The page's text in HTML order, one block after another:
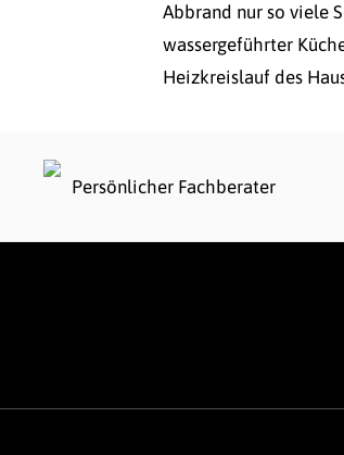
Abbrand nur so viele
wassergeführter
Heizkreislauf des
Persönlicher Fachberater